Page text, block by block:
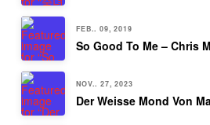
FEB.. 09, 2019
So Good To Me – Chris
NOV.. 27, 2023
Der Weisse Mond Von